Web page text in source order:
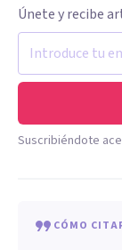
Únete y recibe
Suscribiéndote
CÓMO